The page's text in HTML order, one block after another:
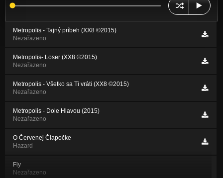
Metropolis - Tajný príbeh (XX8 ©2015)
Nezařazeno
Metropolis- Loser (XX8 ©2015)
Nezařazeno
Metropolis - Všetko sa Ti vráti (XX8 ©2015)
Nezařazeno
Metropolis - Dole Hlavou (2015)
Nezařazeno
O Červenej Čiapočke
Hazard
Fly
Nezařazeno